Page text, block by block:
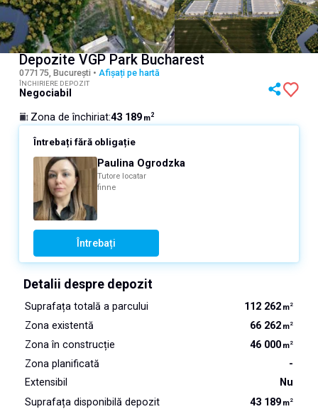
Depozite VGP Park Bucharest
077175, București • Afișați pe hartă
ÎNCHIRIERE DEPOZIT
Negociabil
Zona de închiriat:43 189 m2
Întrebați fără obligație
Paulina Ogrodzka
Tutore locatar
finne
Întrebați
Detalii despre depozit
Suprafața totală a parcului 112 262 m2
Zona existentă 66 262 m2
Zona în construcție 46 000 m2
Zona planificată
-
Extensibil
Nu
Suprafața disponibilă depozit
43 189 m2